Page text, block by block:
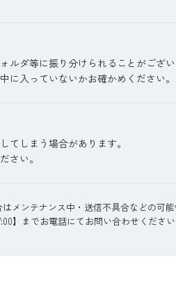
ルダ等に振り分けられることがござい
に入っていないかお確かめください。
てしまう場合があります。
さい。
メンテナンス中・送信不具合などの可
】までお電話にてお問い合わせくださ